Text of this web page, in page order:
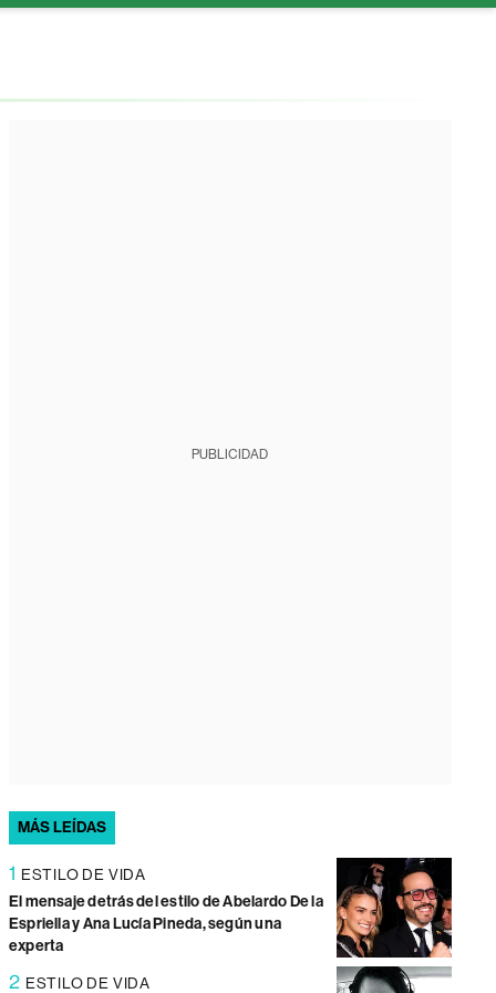
PUBLICIDAD
MÁS LEÍDAS
1 ESTILO DE VIDA
El mensaje detrás del estilo de Abelardo De la
Espriella y Ana Lucía Pineda, según una
experta
2 ESTILO DE VIDA